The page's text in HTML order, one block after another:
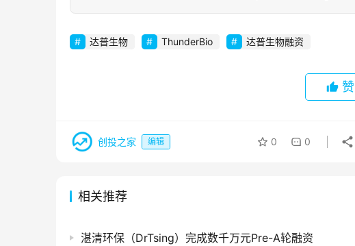
达普生物 ThunderBio 达普生物融资
赞
创投之家 编辑 0 0
相关推荐
湛清环保（DrTsing）完成数千万元Pre-A轮融资